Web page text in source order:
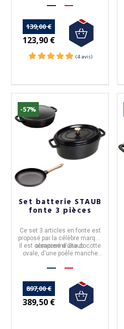
grillées.
139,00 €
123,90 €
-57%
Set batterie STAUB
fonte 3 pièces
Ce set 3 articles en fonteest
proposé par la célèbre marque
alsacienneStaub.
Il est composé d'une cocotte
ovale, d'une poêle manche
897,00 €
389,50 €